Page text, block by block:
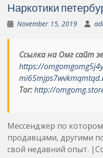
Наркотики
November 15, 2019
Ссылка на Омг сайт
https://
Tor:http://
Мессенджер по
продавцами, другими
свой недавний опыт.